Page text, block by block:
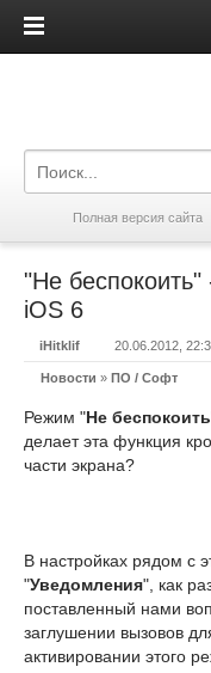
Полная версия сайта
"Не
iOS 6
iHitklif 20.06.2012,
Новости » ПО / Софт
Режим "Не беспокоить
делает эта функция
части экрана?
В настройках рядом с
"Уведомления", как
поставленный нами
заглушении вызовов
активировании этого